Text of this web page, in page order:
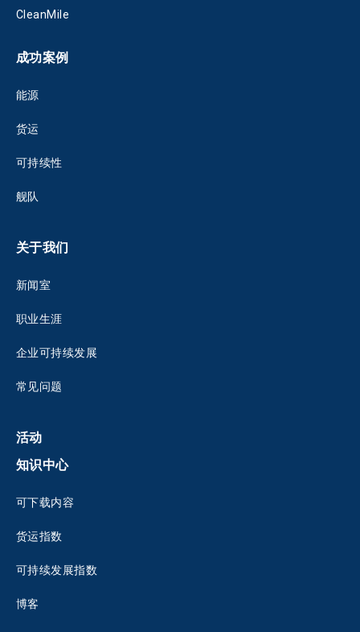
CleanMile
成功案例
能源
货运
可持续性
舰队
关于我们
新闻室
职业生涯
企业可持续发展
常见问题
活动
知识中心
可下载内容
货运指数
可持续发展指数
博客